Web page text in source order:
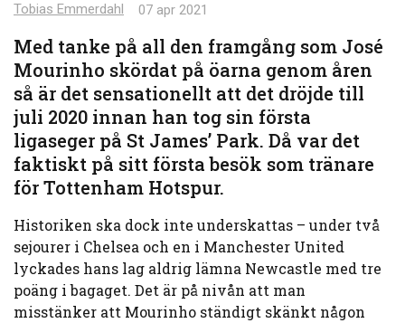
Tobias Emmerdahl 07 apr 2021
Med tanke på all den framgång som José
Mourinho skördat på öarna genom åren
så är det sensationellt att det dröjde till
juli 2020 innan han tog sin första
ligaseger på St James’ Park. Då var det
faktiskt på sitt första besök som tränare
för Tottenham Hotspur.
Historiken ska dock inte underskattas – under två
sejourer i Chelsea och en i Manchester United
lyckades hans lag aldrig lämna Newcastle med tre
poäng i bagaget. Det är på nivån att man
misstänker att Mourinho ständigt skänkt någon